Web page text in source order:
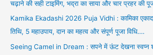
चढ़ाने की सही टाइमिंग, भद्रा का साया और चार प्रहर की
Kamika Ekadashi 2026 Puja Vidhi : कामिका
तिथि, 5 महाउपाय, दान का महत्व और संपूर्ण पूजा विधि….
Seeing Camel in Dream : सपने में ऊंट देखना स्वप्न